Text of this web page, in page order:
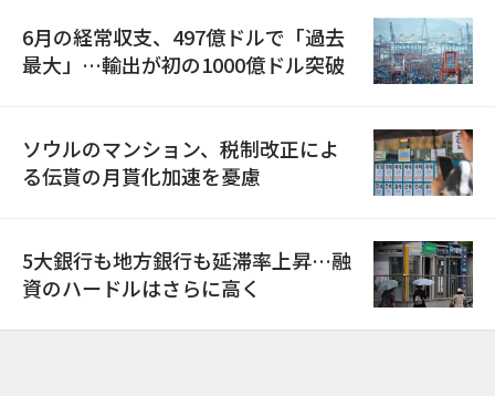
6月の経常収支、497億ドルで「過去
最大」…輸出が初の1000億ドル突破
ソウルのマンション、税制改正によ
る伝貰の月貰化加速を憂慮
5大銀行も地方銀行も延滞率上昇…融
資のハードルはさらに高く